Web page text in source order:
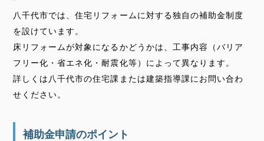
八千代市では、住宅リフォームに対する独自の補助金制度
を設けています。
床リフォームが対象になるかどうかは、工事内容（バリア
フリー化・省エネ化・耐震化等）によって異なります。
詳しくは八千代市の住宅課または建築指導課にお問い合わ
せください。
補助金申請のポイント